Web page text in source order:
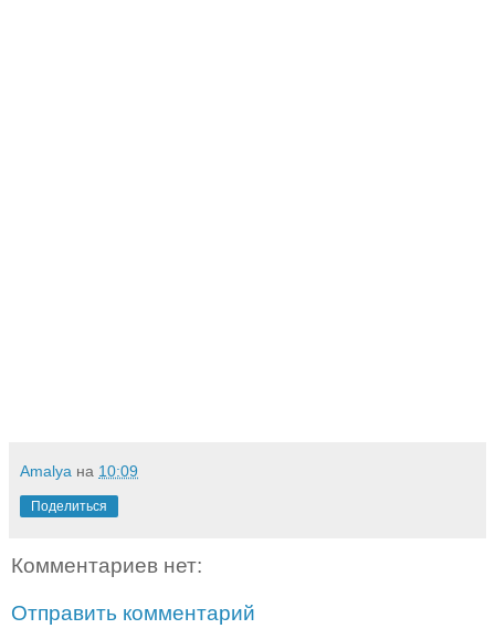
Amalya на 10:09
Поделиться
Комментариев нет:
Отправить комментарий